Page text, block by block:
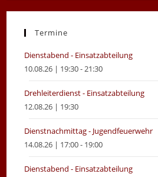
new
new
Termine
Dienstabend - Einsatzabteilung
10.08.26 | 19:30 - 21:30
Drehleiterdienst - Einsatzabteilung
12.08.26 | 19:30
Dienstnachmittag - Jugendfeuerwehr
14.08.26 | 17:00 - 19:00
Dienstabend - Einsatzabteilung